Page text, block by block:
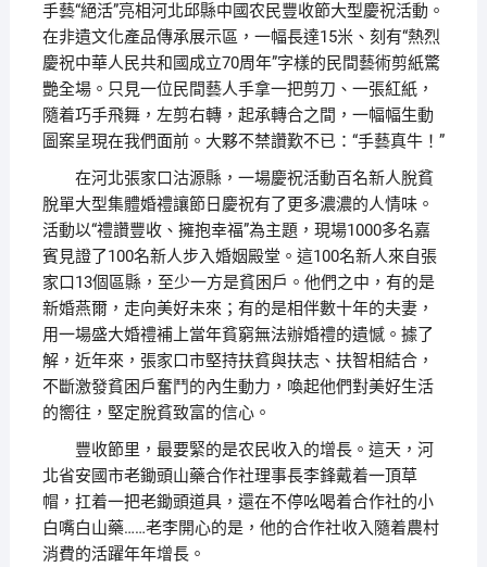
手藝“絕活”亮相河北邱縣中國农民豐收節大型慶祝活動。
在非遺文化產品傳承展示區，一幅長達15米、刻有“熱烈
慶祝中華人民共和國成立70周年”字樣的民間藝術剪紙驚
艷全場。只見一位民間藝人手拿一把剪刀、一張紅紙，
隨着巧手飛舞，左剪右轉，起承轉合之間，一幅幅生動
圖案呈現在我們面前。大夥不禁讚歎不已：“手藝真牛！”
在河北張家口沽源縣，一場慶祝活動百名新人脫貧
脫單大型集體婚禮讓節日慶祝有了更多濃濃的人情味。
活動以“禮讚豐收、擁抱幸福”為主題，現場1000多名嘉
賓見證了100名新人步入婚姻殿堂。這100名新人來自張
家口13個區縣，至少一方是貧困戶。他們之中，有的是
新婚燕爾，走向美好未來；有的是相伴數十年的夫妻，
用一場盛大婚禮補上當年貧窮無法辦婚禮的遺憾。據了
解，近年來，張家口市堅持扶貧與扶志、扶智相結合，
不斷激發貧困戶奮鬥的內生動力，喚起他們對美好生活
的嚮往，堅定脫貧致富的信心。
豐收節里，最要緊的是农民收入的增長。這天，河
北省安國市老鋤頭山藥合作社理事長李鋒戴着一頂草
帽，扛着一把老鋤頭道具，還在不停吆喝着合作社的小
白嘴白山藥……老李開心的是，他的合作社收入隨着農村
消費的活躍年年增長。